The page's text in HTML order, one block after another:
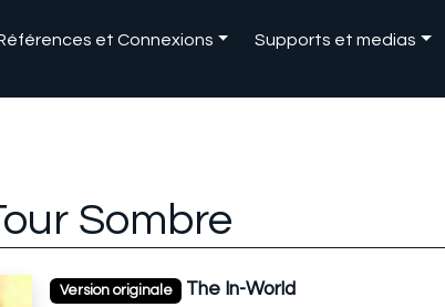
et Connexions Supports et medias
Sombre
Version originale The In-World